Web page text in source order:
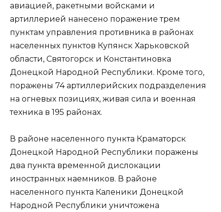
авиацией, ракетными войсками и
артиллерией нанесено поражение трем
пунктам управления противника в районах
населенных пунктов Купянск Харьковской
области, Святогорск и Константиновка
Донецкой Народной Республики. Кроме того,
поражены 74 артиллерийских подразделения
на огневых позициях, живая сила и военная
техника в 195 районах.
В районе населенного пункта Краматорск
Донецкой Народной Республики поражены
два пункта временной дислокации
иностранных наемников. В районе
населенного пункта Каленики Донецкой
Народной Республики уничтожена